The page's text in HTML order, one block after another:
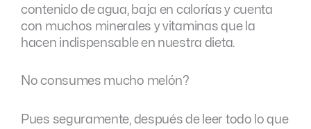
contenido de agua, baja en calorías y cuenta
con muchos minerales y vitaminas que la
hacen indispensable en nuestra dieta.
No consumes mucho melón?
Pues seguramente, después de leer todo lo que